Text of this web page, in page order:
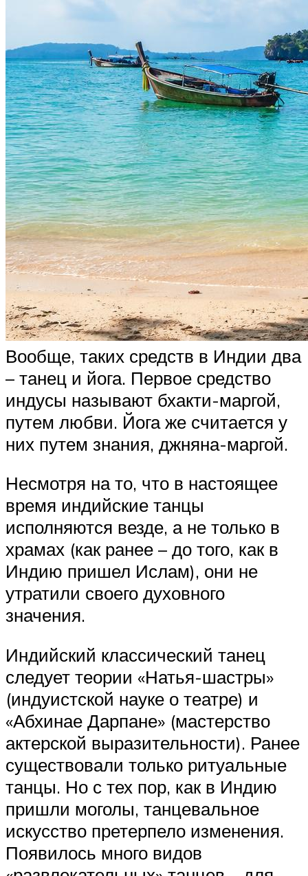
Вообще, таких средств в Индии два
– танец и йога. Первое средство
индусы называют бхакти-маргой,
путем любви. Йога же считается у
них путем знания, джняна-маргой.
Несмотря на то, что в настоящее
время индийские танцы
исполняются везде, а не только в
храмах (как ранее – до того, как в
Индию пришел Ислам), они не
утратили своего духовного
значения.
Индийский классический танец
следует теории «Натья-шастры»
(индуистской науке о театре) и
«Абхинае Дарпане» (мастерство
актерской выразительности). Ранее
существовали только ритуальные
танцы. Но с тех пор, как в Индию
пришли моголы, танцевальное
искусство претерпело изменения.
Появилось много видов